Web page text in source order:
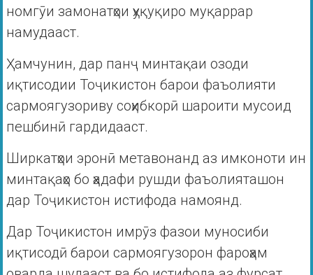
номгӯи замонатҳои ҳуқуқиро муқаррар
намудааст.
Ҳамчунин, дар панҷ минтақаи озоди
иқтисодии Тоҷикистон барои фаъолияти
сармоягузориву соҳибкорӣ шароити мусоид
пешбинӣ гардидааст.
Ширкатҳои эронӣ метавонанд аз имконоти ин
минтақаҳо бо ҳадафи рушди фаъолияташон
дар Тоҷикистон истифода намоянд.
Дар Тоҷикистон имрӯз фазои муносиби
иқтисодӣ барои сармоягузорон фароҳам